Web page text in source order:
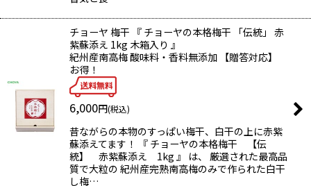
チョーヤ 梅干 『 チョーヤの本格梅干 「伝統」 赤
紫蘇添え 1kg 木箱入り 』
紀州産南高梅 酸味料・香料無添加 【贈答対応】
お得！
6,000円(税込)
昔ながらの本物のすっぱい梅干、白干の上に赤紫
蘇添えてます！ 『 チョーヤの本格梅干 【伝
統】 赤紫蘇添え 1kg 』 は、 厳選された最高品
質で大粒の 紀州産完熟南高梅のみで作られた白干
し梅…